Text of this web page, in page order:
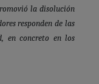
la disolución
responden de las
en concreto en los